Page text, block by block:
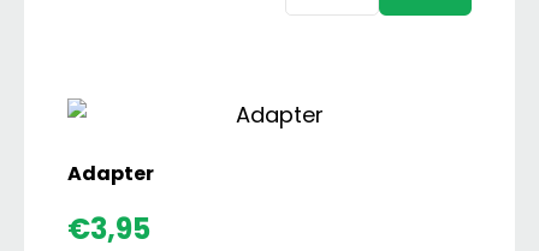
Editie
Adapter
€3,95